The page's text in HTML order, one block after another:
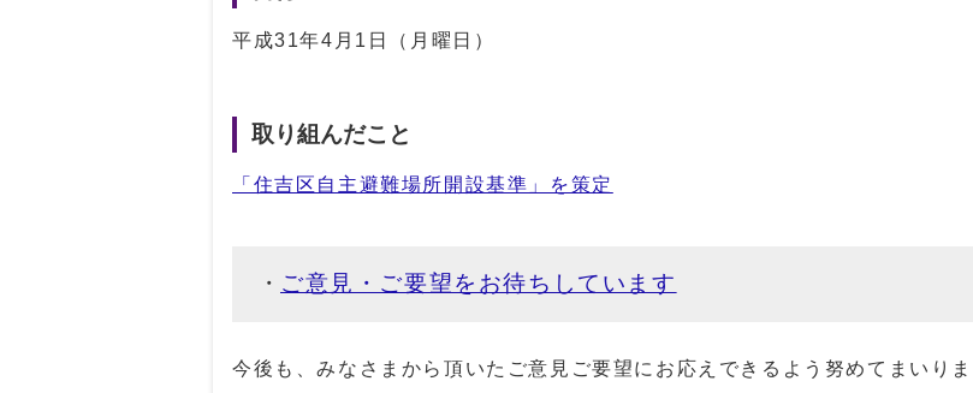
平成31年4月1日（月曜日）
取り組んだこと
「住吉区自主避難場所開設基準」を策定
ご意見・ご要望をお待ちしています
今後も、みなさまから頂いたご意見ご要望にお応えできるよう努めてまいりま